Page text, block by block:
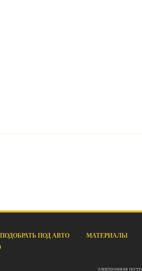
ПОДОБРАТЬ ПОД АВТО
МАТЕРИАЛЫ
электронная